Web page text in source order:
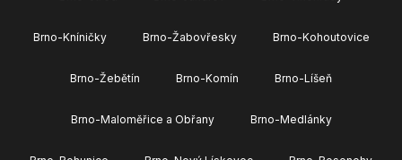
Brno-Kníničky Brno-Žabovřesky Brno-Kohoutovice
Brno-Žebětín Brno-Komín Brno-Líšeň
Brno-Maloměřice a Obřany Brno-Medlánky